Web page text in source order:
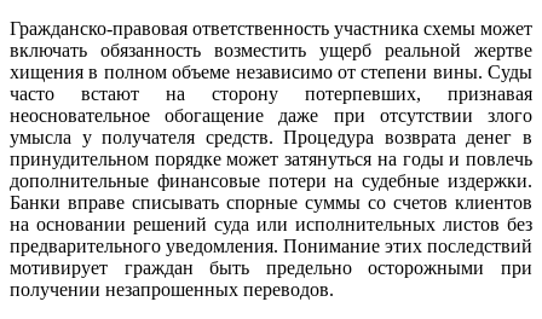
Гражданско-правовая ответственность участника схемы может
включать обязанность возместить ущерб реальной жертве
хищения в полном объеме независимо от степени вины. Суды
часто встают на сторону потерпевших, признавая
неосновательное обогащение даже при отсутствии злого
умысла у получателя средств. Процедура возврата денег в
принудительном порядке может затянуться на годы и повлечь
дополнительные финансовые потери на судебные издержки.
Банки вправе списывать спорные суммы со счетов клиентов
на основании решений суда или исполнительных листов без
предварительного уведомления. Понимание этих последствий
мотивирует граждан быть предельно осторожными при
получении незапрошенных переводов.